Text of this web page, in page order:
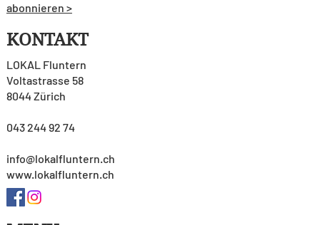
KONTAKT
LOKAL Fluntern
Voltastrasse 58
8044 Zürich
043 244 92 74
info@lokalfluntern.ch
www.lokalfluntern.ch
abonnieren >